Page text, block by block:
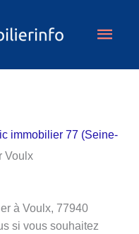
immobilier 77 (Seine-
Voulx
à Voulx, 77940
si vous souhaitez